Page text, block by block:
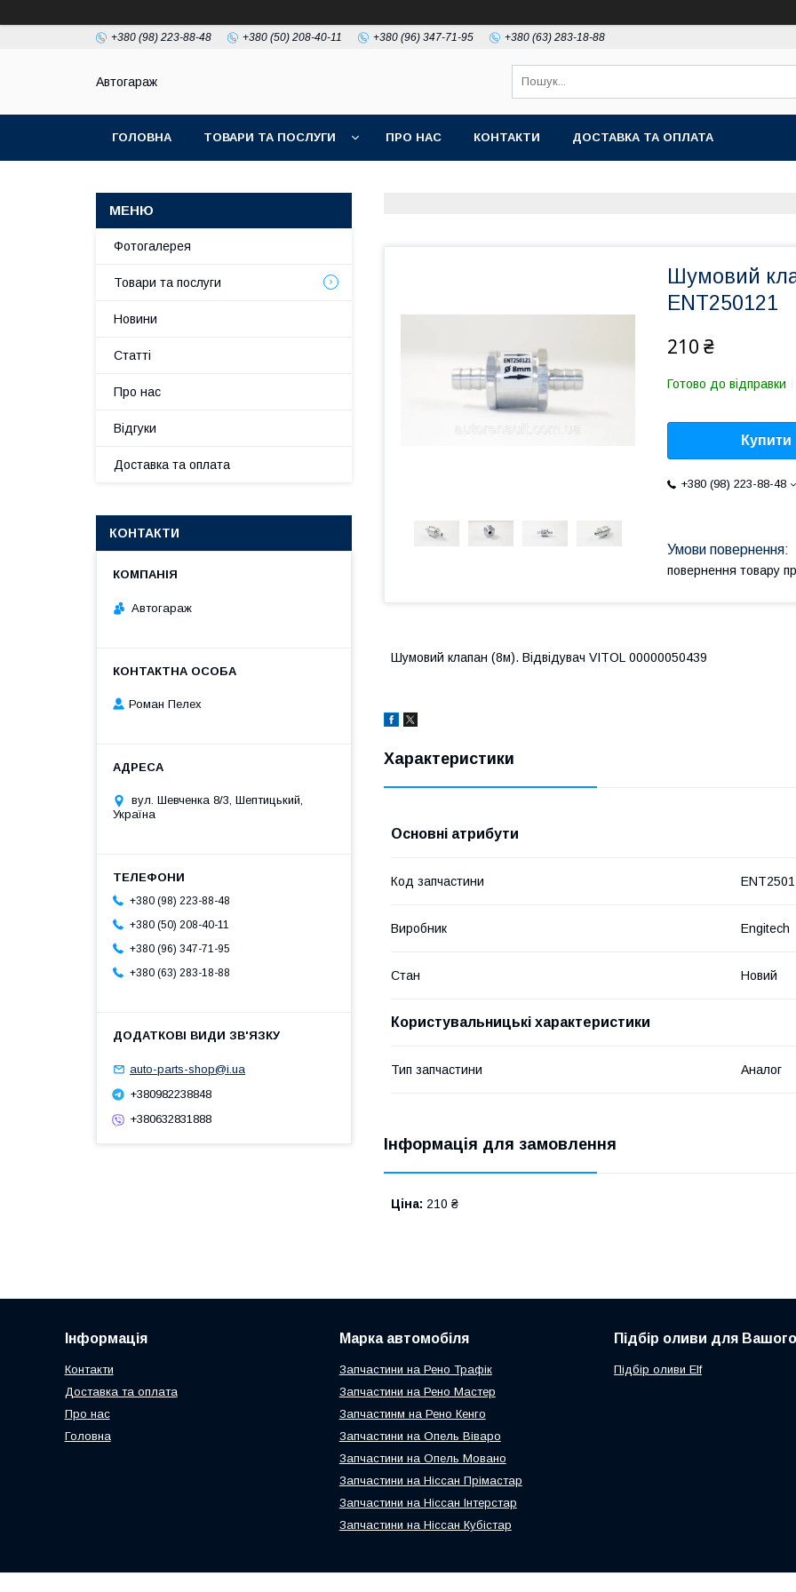
+380 (98) 223-88-48 +380 (50) 208-40-11 +380 (96) 347-71-95 +380 (63) 283-18-88
Автогараж
ГОЛОВНА ТОВАРИ ТА ПОСЛУГИ ПРО НАС КОНТАКТИ ДОСТАВКА ТА ОПЛАТА
Шумовий
ENT250121
210 ₴
Готово до відправки
Купити
+380 (98) 223-88-48
повернення товару
Шумовий клапан (8м). Відвідувач VITOL 00000050439
Характеристики
Основні атрибути
Код запчастини
Виробник Engitech
Стан Новий
Користувальницькі характеристики
Тип запчастини Аналог
Інформація для замовлення
Ціна: 210 ₴
Фотогалерея
Товари та послуги
Новини
Статті
Про нас
Відгуки
Доставка та оплата
КОНТАКТИ
Автогараж
Роман Пелех
вул. Шевченка 8/3, Шептицький,
Україна
+380 (98) 223-88-48
+380 (50) 208-40-11
+380 (96) 347-71-95
+380 (63) 283-18-88
auto-parts-shop@i.ua
+380982238848
+380632831888
Інформація
Контакти
Доставка та оплата
Про нас
Головна
Марка автомобіля
Запчастини на Рено Трафік
Запчастини на Рено Мастер
Запчастинм на Рено Кенго
Запчастини на Опель Віваро
Запчастини на Опель Мовано
Запчастини на Ніссан Прімастар
Запчастини на Ніссан Інтерстар
Запчастини на Ніссан Кубістар
Підбір оливи для
Підбір оливи Elf